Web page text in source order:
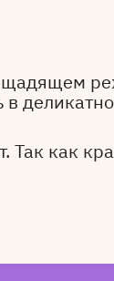
щадящем
в
Так как